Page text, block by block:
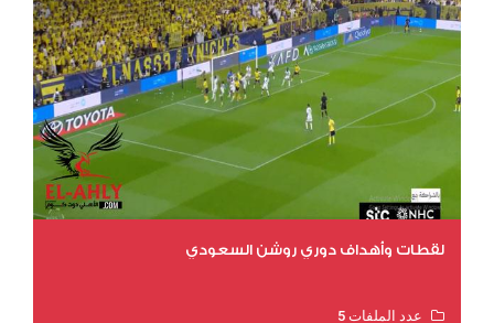
لقطات وأهداف دوري روشن السعودي
عدد الملفات 5